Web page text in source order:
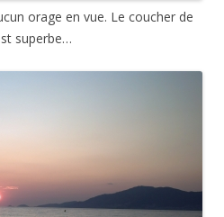
orage en vue. Le coucher de
superbe…